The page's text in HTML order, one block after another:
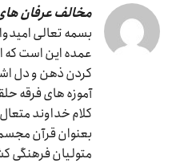
مخالف عرفان
بسمه تعالی
عمده این است که
کردن ذهن و دل
آموزه های فرقه
کلام خداوند
بعنوان قرآن
متولیان فرهنگی